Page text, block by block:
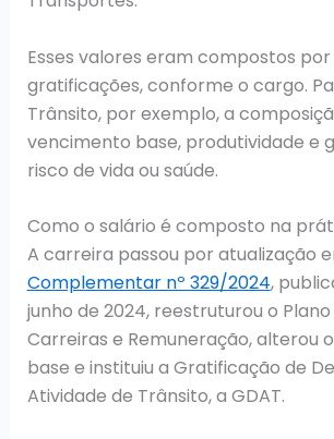
Esses valores eram compostos
gratificações, conforme o cargo.
Trânsito, por exemplo, a
vencimento base, produtividade e
risco de vida ou saúde.
Como o salário é composto na
A carreira passou por atualização
Complementar nº 329/2024,
junho de 2024, reestruturou o
Carreiras e Remuneração, alterou
base e instituiu a Gratificação de
Atividade de Trânsito, a GDAT.